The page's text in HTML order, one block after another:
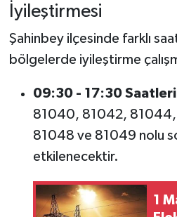
İyileştirmesi
Şahinbey ilçesinde farklı
bölgelerde iyileştirme
09:30 - 17:30 Saatleri
81040, 81042,
81048 ve 81049 nolu
etkilenecektir.
1